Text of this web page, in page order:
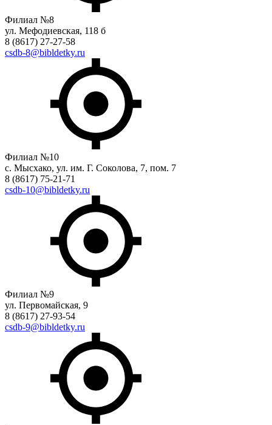
Филиал №8
ул. Мефодиевская, 118 б
8 (8617) 27-27-58
csdb-8@bibldetky.ru
Филиал №10
с. Мысхако, ул. им. Г. Соколова, 7, пом. 7
8 (8617) 75-21-71
csdb-10@bibldetky.ru
Филиал №9
ул. Первомайская, 9
8 (8617) 27-93-54
csdb-9@bibldetky.ru